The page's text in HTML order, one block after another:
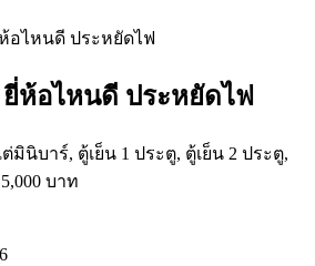
อไหนดี ประหยัดไฟ
ห้อไหนดี ประหยัดไฟ
มินิบาร์, ตู้เย็น 1 ประตู, ตู้เย็น 2 ประตู,
บาท